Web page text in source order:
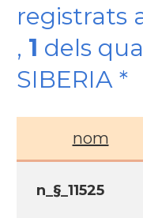
registrats
, 1 dels
SIBERIA *
nom
n_§_11525